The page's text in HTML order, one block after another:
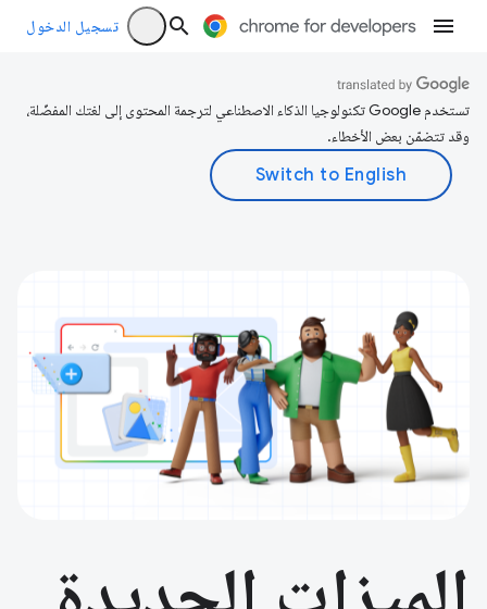
تسجيل الدخول
تستخدم Google تكنولوجيا الذكاء الاصطناعي لترجمة المحتوى إلى لغتك المفضّلة،
وقد تتضمّن بعض الأخطاء.